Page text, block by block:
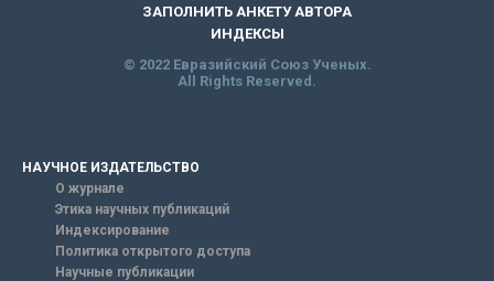
ЗАПОЛНИТЬ АНКЕТУ АВТОРА
ИНДЕКСЫ
© 2022 Евразийский Союз Ученых.
All Rights Reserved.
НАУЧНОЕ ИЗДАТЕЛЬСТВО
О журнале
Этика научных публикаций
Индексирование
Политика открытого доступа
Научные публикации